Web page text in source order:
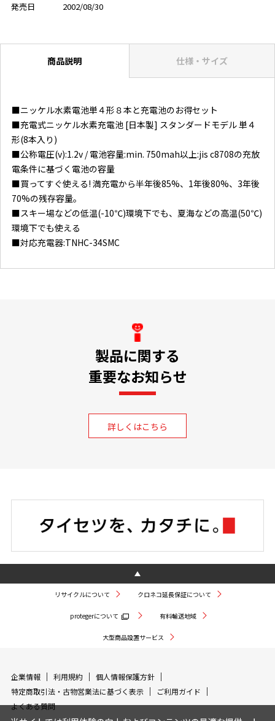
発売日 2002/08/30
商品説明 仕様・サイズ
■ニッケル水素電池単４形８本と充電池のお得セット
■充電式ニッケル水素充電池 [日本製] スタンダードモデル 単４
形(8本入り)
■公称電圧(v):1.2v / 電池容量:min. 750mah以上:jis c8708の充放
電条件に基づく電池の容量
■買ってすぐ使える! 満充電から半年後85%、1年後80%、3年後
70%の残存容量。
■スキー場などの低温(-10℃)環境下でも、夏海などの高温(50℃)
環境下でも使える
■対応充電器:TNHC-34SMC
製品に関する
重要なお知らせ
詳しくはこちら
リサイクルについて クロネコ延長保証について
protegerについて 有料輸送地域
大型商品設置サービス
企業情報 利用規約
個人情報保護方針
特定商取引法・古物営業法に基づく表示
ご利用ガイド
よくある質問